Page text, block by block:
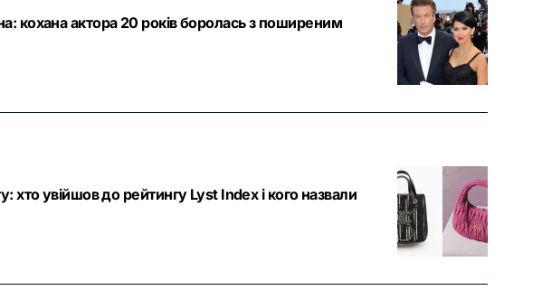
кохана актора 20 років боролась з поширеним
хто увійшов до рейтингу Lyst Index і кого назвали